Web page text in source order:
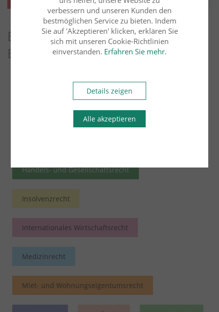
Entdecken Sie weitere Blog-
Beiträge
Arbeitsrecht
Bau- und Architektenrecht Erbrecht
Handels- und Gesellschaftsrecht
Insolvenzrecht
Internationales Wirtschaftsrecht
Medizinrecht
Miet- und Wohnungseigentumsrecht
verbessern und unseren Kunden den
bestmöglichen Service zu bieten. Indem
Sie auf 'Akzeptieren' klicken, erklären Sie
sich mit unseren Cookie-Richtlinien
einverstanden. Erfahren Sie mehr.
Details zeigen
Alle akzeptieren